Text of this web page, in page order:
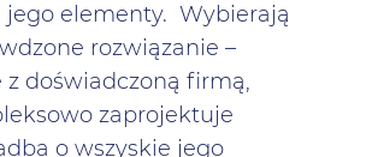
jego elementy. Wybierają
rozwiązanie –
z doświadczoną firmą,
zaprojektuje
o wszyskie jego